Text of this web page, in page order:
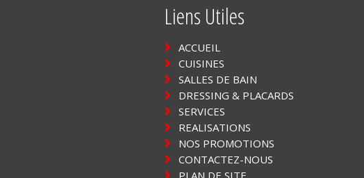
Liens Utiles
ACCUEIL
CUISINES
SALLES DE BAIN
DRESSING & PLACARDS
SERVICES
REALISATIONS
NOS PROMOTIONS
CONTACTEZ-NOUS
PLAN DE SITE